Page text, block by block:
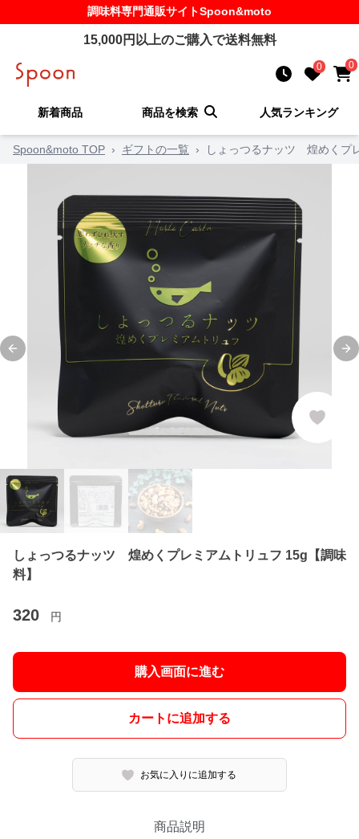
調味料専門通販サイトSpoon&moto
15,000円以上のご購入で送料無料
0 0
新着商品 商品を検索 人気ランキング
Spoon&moto TOP › ギフトの一覧 › しょっつるナッツ 煌めくプ
Previous slide
しょっつるナッツ 煌めくプレミアムトリュフ 15g【調味
料】
320 円
購入画面に進む
カートに追加する
お気に入りに追加する
商品説明